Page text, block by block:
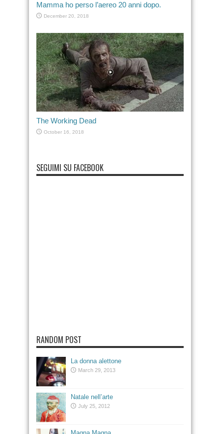
Mamma ho perso l’aereo 20 anni dopo.
December 20, 2018
The Working Dead
October 16, 2018
SEGUIMI SU FACEBOOK
RANDOM POST
La donna alettone
March 29, 2013
Natale nell’arte
July 25, 2012